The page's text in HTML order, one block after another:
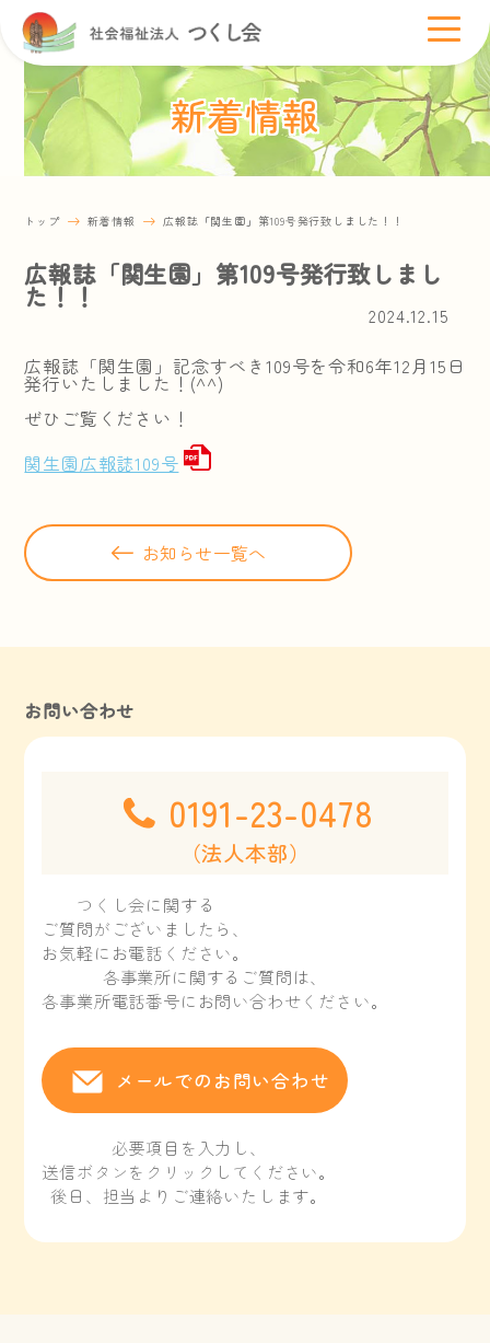
新着情報
トップ 新着情報 広報誌「関生園」第109号発行致しました！！
広報誌「関生園」第109号発行致しまし
た！！
2024.12.15
広報誌「関生園」記念すべき109号を令和6年12月15日
発行いたしました！(^^)
ぜひご覧ください！
関生園広報誌109号
お知らせ一覧へ
お問い合わせ
0191-23-0478
（法人本部）
つくし会に関する
ご質問がございましたら、
お気軽にお電話ください。
各事業所に関するご質問は、
各事業所電話番号にお問い合わせください。
メールでのお問い合わせ
必要項目を入力し、
送信ボタンをクリックしてください。
後日、担当よりご連絡いたします。